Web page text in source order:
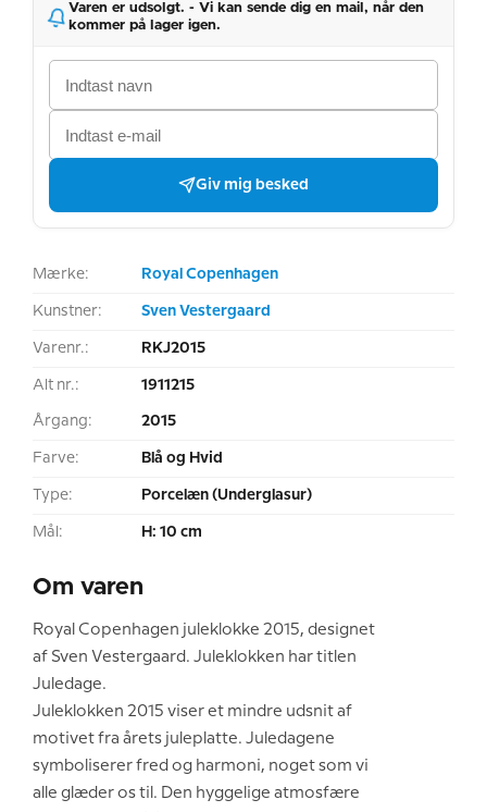
Varen er udsolgt. - Vi kan sende dig en mail, når den
kommer på lager igen.
Giv mig besked
Mærke: Royal Copenhagen
Kunstner: Sven Vestergaard
Varenr.: RKJ2015
Alt nr.: 1911215
Årgang: 2015
Farve: Blå og Hvid
Type: Porcelæn (Underglasur)
Mål: H: 10 cm
Om varen
Royal Copenhagen juleklokke 2015, designet
af Sven Vestergaard. Juleklokken har titlen
Juledage.
Juleklokken 2015 viser et mindre udsnit af
motivet fra årets juleplatte. Juledagene
symboliserer fred og harmoni, noget som vi
alle glæder os til. Den hyggelige atmosfære